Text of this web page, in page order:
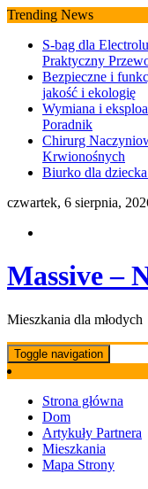
Skip
content
Trending News
S-bag dla
Praktyczny
Bezpieczne i
jakość i ekologię
Wymiana i
Poradnik
Chirurg
Krwionośnych
Biurko dla
czwartek, 6 sierpnia,
Massive –
Mieszkania dla młodych
Toggle navigation
Strona główna
Dom
Artykuły Partnera
Mieszkania
Mapa Strony